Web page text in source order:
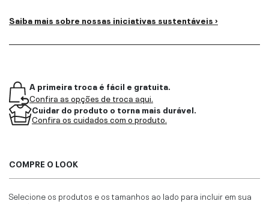
Saiba mais sobre nossas iniciativas sustentáveis ›
A primeira troca é fácil e gratuita.
Confira as opções de troca aqui.
Cuidar do produto o torna mais durável.
Confira os cuidados com o produto.
COMPRE O LOOK
Selecione os produtos e os tamanhos ao lado para incluir em sua